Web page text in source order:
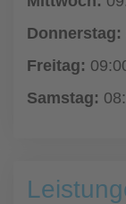
Donnerstag:
Freitag:
Samstag: